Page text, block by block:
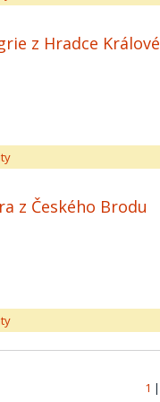
z Hradce Králové
z Českého Brodu
1 |